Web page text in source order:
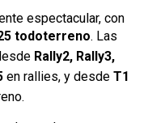
espectacular, con
todoterreno. Las
Rally2, Rally3,
en rallies, y desde T1